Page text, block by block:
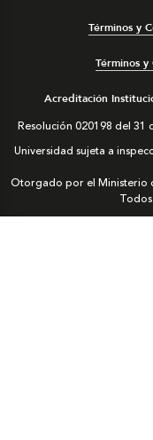
Términos y
Términos
Acreditación
Resolución 020198 del
Universidad sujeta a
Otorgado por el Ministerio